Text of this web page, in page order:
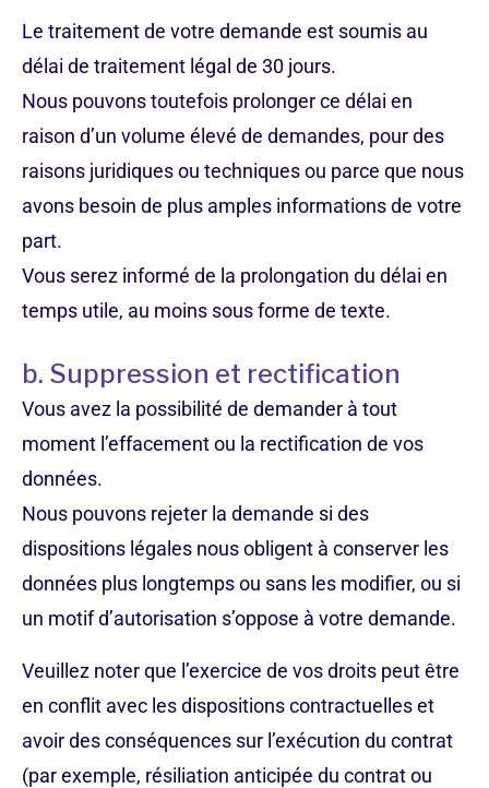
Le traitement de votre demande est soumis au
délai de traitement légal de 30 jours.
Nous pouvons toutefois prolonger ce délai en
raison d’un volume élevé de demandes, pour des
raisons juridiques ou techniques ou parce que nous
avons besoin de plus amples informations de votre
part.
Vous serez informé de la prolongation du délai en
temps utile, au moins sous forme de texte.
b. Suppression et rectification
Vous avez la possibilité de demander à tout
moment l’effacement ou la rectification de vos
données.
Nous pouvons rejeter la demande si des
dispositions légales nous obligent à conserver les
données plus longtemps ou sans les modifier, ou si
un motif d’autorisation s’oppose à votre demande.
Veuillez noter que l’exercice de vos droits peut être
en conflit avec les dispositions contractuelles et
avoir des conséquences sur l’exécution du contrat
(par exemple, résiliation anticipée du contrat ou